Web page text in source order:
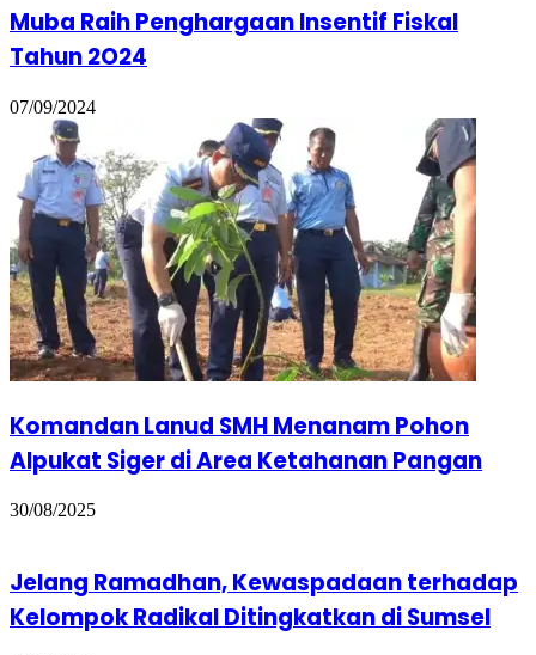
Muba Raih Penghargaan Insentif Fiskal
Tahun 2O24
07/09/2024
Komandan Lanud SMH Menanam Pohon
Alpukat Siger di Area Ketahanan Pangan
30/08/2025
Jelang Ramadhan, Kewaspadaan terhadap
Kelompok Radikal Ditingkatkan di Sumsel